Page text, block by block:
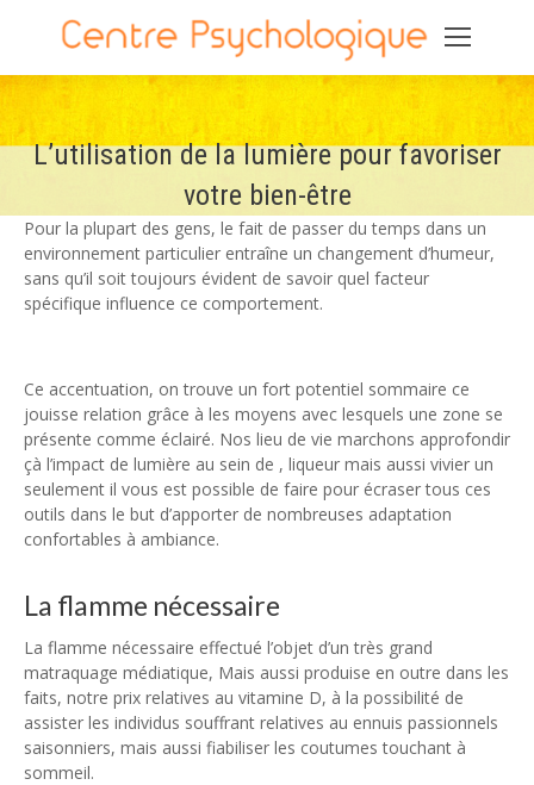
L’utilisation de la lumière pour favoriser
votre bien-être
Pour la plupart des gens, le fait de passer du temps dans un
environnement particulier entraîne un changement d’humeur,
sans qu’il soit toujours évident de savoir quel facteur
spécifique influence ce comportement.
Ce accentuation, on trouve un fort potentiel sommaire ce
jouisse relation grâce à les moyens avec lesquels une zone se
présente comme éclairé. Nos lieu de vie marchons approfondir
çà l’impact de lumière au sein de , liqueur mais aussi vivier un
seulement il vous est possible de faire pour écraser tous ces
outils dans le but d’apporter de nombreuses adaptation
confortables à ambiance.
La flamme nécessaire
La flamme nécessaire effectué l’objet d’un très grand
matraquage médiatique, Mais aussi produise en outre dans les
faits, notre prix relatives au vitamine D, à la possibilité de
assister les individus souffrant relatives au ennuis passionnels
saisonniers, mais aussi fiabiliser les coutumes touchant à
sommeil.